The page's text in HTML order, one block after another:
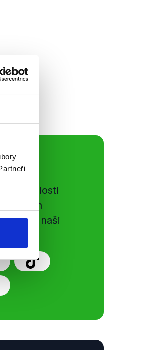
události
našich
naši